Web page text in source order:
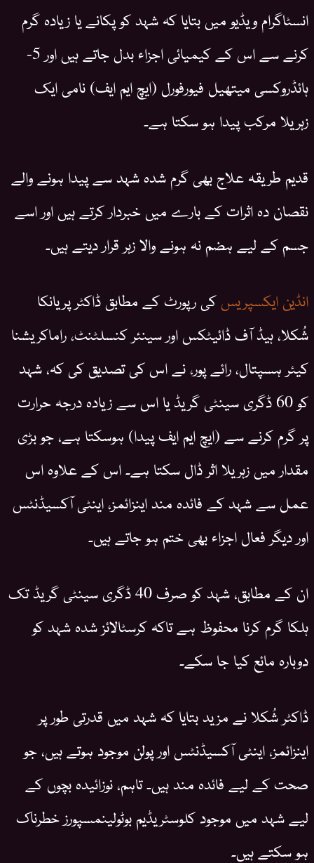
انسٹاگرام ویڈیو میں بتایا کہ شہد کو پکانے یا زیادہ گرم
کرنے سے اس کے کیمیائی اجزاء بدل جاتے ہیں اور 5-
ہائڈروکسی میتھیل فیورفورل (ایچ ایم ایف) نامی ایک
زہریلا مرکب پیدا ہو سکتا ہے۔
قدیم طریقہ علاج بھی گرم شدہ شہد سے پیدا ہونے والے
نقصان دہ اثرات کے بارے میں خبردار کرتے ہیں اور اسے
جسم کے لیے ہضم نہ ہونے والا زہر قرار دیتے ہیں۔
انڈین ایکسپریس کی رپورٹ کے مطابق ڈاکٹر پریانکا
شُکلا، ہیڈ آف ڈائیٹکس اور سینئر کنسلٹنٹ، راماکریشنا
کیئر ہسپتال، رائے پور، نے اس کی تصدیق کی کہ، شہد
کو 60 ڈگری سینٹی گریڈ یا اس سے زیادہ درجہ حرارت
پر گرم کرنے سے (ایچ ایم ایف پیدا) ہوسکتا ہے، جو بڑی
مقدار میں زہریلا اثر ڈال سکتا ہے۔ اس کے علاوہ اس
عمل سے شہد کے فائدہ مند اینزائمز، اینٹی آکسیڈنٹس
اور دیگر فعال اجزاء بھی ختم ہو جاتے ہیں۔
ان کے مطابق، شہد کو صرف 40 ڈگری سینٹی گریڈ تک
ہلکا گرم کرنا محفوظ ہے تاکہ کرسٹالائز شدہ شہد کو
دوبارہ مائع کیا جا سکے۔
ڈاکٹر شُکلا نے مزید بتایا کہ شہد میں قدرتی طور پر
اینزائمز، اینٹی آکسیڈنٹس اور پولن موجود ہوتے ہیں، جو
صحت کے لیے فائدہ مند ہیں۔ تاہم، نوزائیدہ بچوں کے
لیے شہد میں موجود کلوسٹریڈیم بوٹولینمسپورز خطرناک
ہو سکتے ہیں۔